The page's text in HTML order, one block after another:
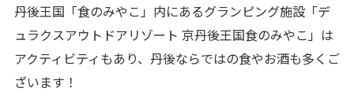
丹後王国「食のみやこ」内にあるグランピング施設「デ
ュラクスアウトドアリゾート 京丹後王国食のみやこ」は
アクティビティもあり、丹後ならではの食やお酒も多くご
ざいます！